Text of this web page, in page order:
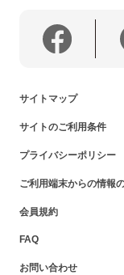
サイトマップ
サイトのご利用条件
プライバシーポリシー
ご利用端末からの情報
会員規約
FAQ
お問い合わせ